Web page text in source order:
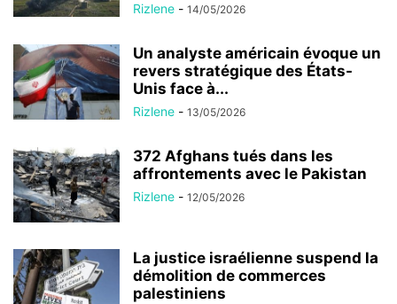
Rizlene - 14/05/2026
Un analyste américain évoque un
revers stratégique des États-
Unis face à...
Rizlene - 13/05/2026
372 Afghans tués dans les
affrontements avec le Pakistan
Rizlene - 12/05/2026
La justice israélienne suspend la
démolition de commerces
palestiniens